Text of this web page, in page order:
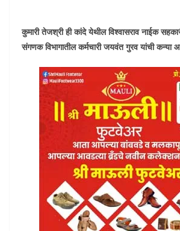
कुमारी तेजश्री ही कांदे येथील विश्वासराव नाईक
संगणक विभागातील कर्मचारी जयवंत गुरव यांची कन्या